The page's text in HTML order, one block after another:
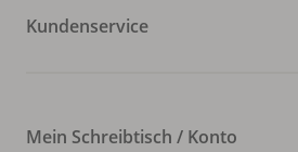
Kundenservice
Mein Schreibtisch / Konto